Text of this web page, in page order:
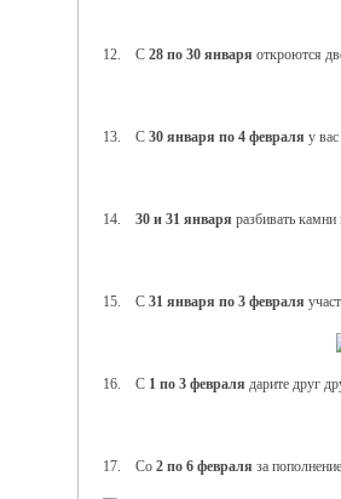
12. С 28 по 30 января откроются
13. С 30 января по 4 февраля у
14. 30 и 31 января разбивать
15. С 31 января по 3 февраля
16. С 1 по 3 февраля дарите друг
17. Со 2 по 6 февраля за